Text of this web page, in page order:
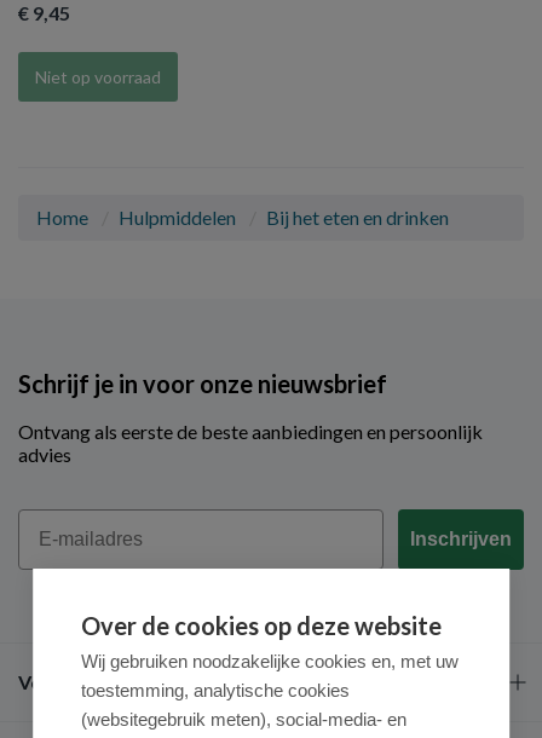
€ 9,45
Niet op voorraad
Home Hulpmiddelen Bij het eten en drinken
Schrijf je in voor onze nieuwsbrief
Ontvang als eerste de beste aanbiedingen en persoonlijk
advies
Email
Inschrijven
Veel gestelde vragen
Over de cookies op deze website
Wij gebruiken noodzakelijke cookies en, met uw
toestemming, analytische cookies
(websitegebruik meten), social-media- en